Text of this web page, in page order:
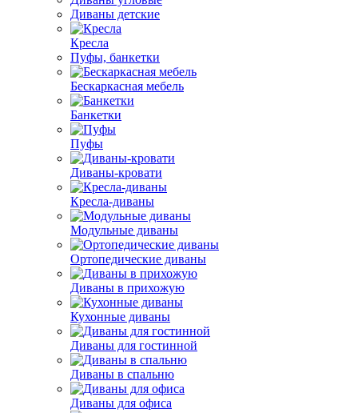
Диваны детские
Кресла
Пуфы, банкетки
Бескаркасная мебель
Банкетки
Пуфы
Диваны-кровати
Кресла-диваны
Модульные диваны
Ортопедические диваны
Диваны в прихожую
Кухонные диваны
Диваны для гостинной
Диваны в спальню
Диваны для офиса